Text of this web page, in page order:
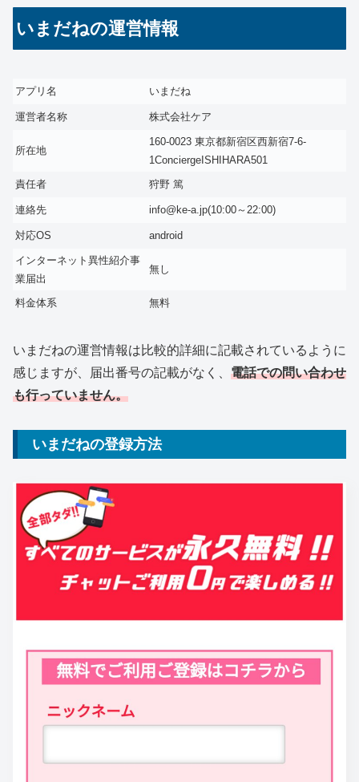
いまだねの運営情報
アプリ名 いまだね
運営者名称 株式会社ケア
所在地
160-0023 東京都新宿区西新宿7-6-
1ConciergeISHIHARA501
責任者
狩野 篤
連絡先 info@ke-a.jp(10:00～22:00)
対応OS android
インターネット異性紹介事
業届出
無し
料金体系 無料
いまだねの運営情報は比較的詳細に記載されているように
感じますが、届出番号の記載がなく、 電話での問い合わせ
も行っていません。
いまだねの登録方法